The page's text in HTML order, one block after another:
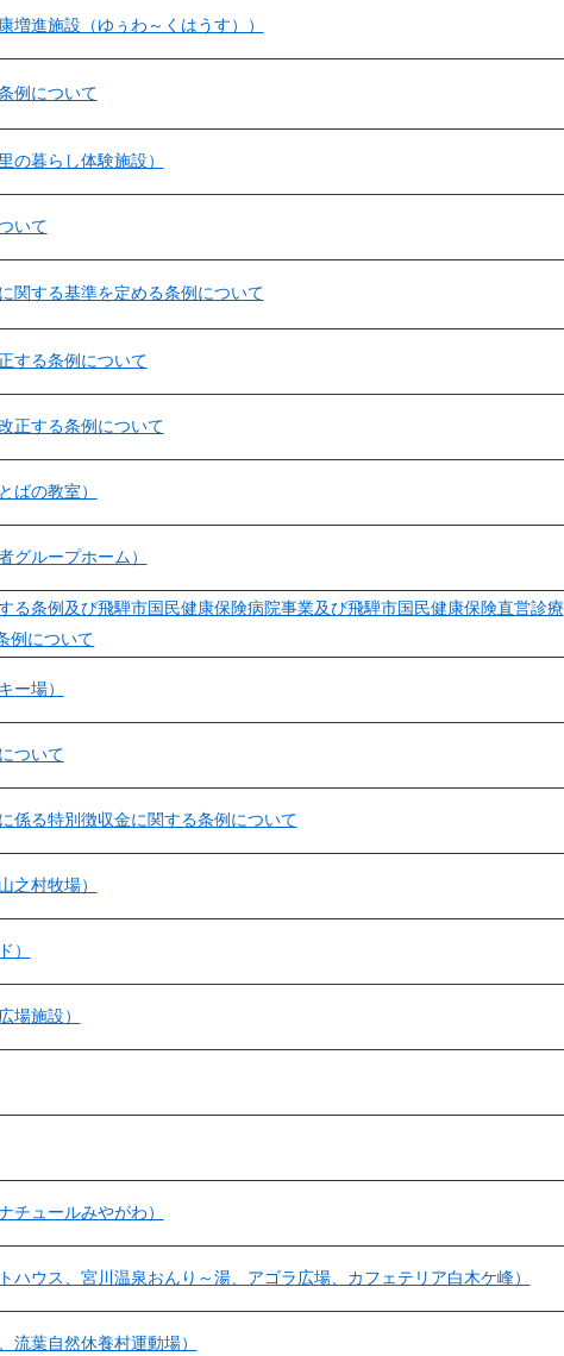
進施設（ゆぅわ～くはうす））
例について
の暮らし体験施設）
いて
関する基準を定める条例について
する条例について
正する条例について
ばの教室）
グループホーム）
る条例及び飛騨市国民健康保険病院事業及び飛騨市国民健康保険直営診療
例について
ー場）
ついて
係る特別徴収金に関する条例について
之村牧場）
）
場施設）
チュールみやがわ）
ウス、宮川温泉おんり～湯、アゴラ広場、カフェテリア白木ケ峰）
流葉自然休養村運動場）